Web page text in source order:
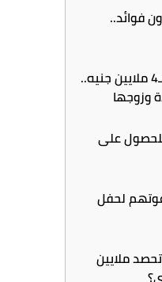
الاجتماعي 2026 بدون فوائد..
التبرع بكليته مقابل إيصالات أمانة بـ4 ملايين جنيه..
وزوجها
دولة للحصول على
تتم دعوتهم لحفل
ملايين